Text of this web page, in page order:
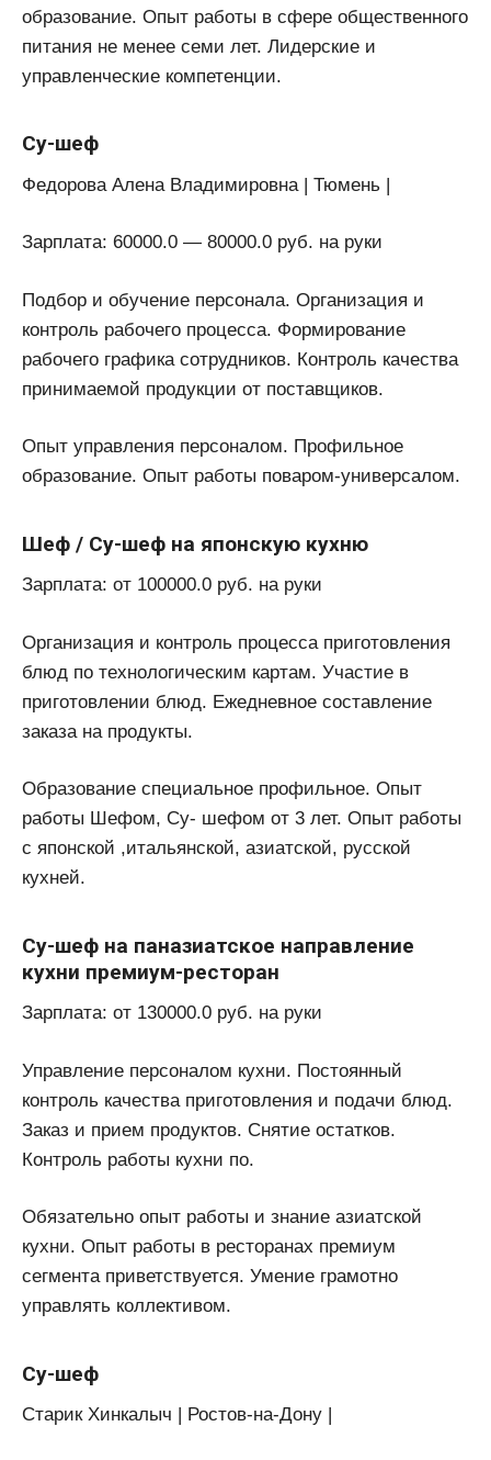
образование. Опыт работы в сфере общественного
питания не менее семи лет. Лидерские и
управленческие компетенции.
Су-шеф
Федорова Алена Владимировна | Тюмень |
Зарплата: 60000.0 — 80000.0 руб. на руки
Подбор и обучение персонала. Организация и
контроль рабочего процесса. Формирование
рабочего графика сотрудников. Контроль качества
принимаемой продукции от поставщиков.
Опыт управления персоналом. Профильное
образование. Опыт работы поваром-универсалом.
Шеф / Су-шеф на японскую кухню
Зарплата: от 100000.0 руб. на руки
Организация и контроль процесса приготовления
блюд по технологическим картам. Участие в
приготовлении блюд. Ежедневное составление
заказа на продукты.
Образование специальное профильное. Опыт
работы Шефом, Су- шефом от 3 лет. Опыт работы
с японской ,итальянской, азиатской, русской
кухней.
Су-шеф на паназиатское направление
кухни премиум-ресторан
Зарплата: от 130000.0 руб. на руки
Управление персоналом кухни. Постоянный
контроль качества приготовления и подачи блюд.
Заказ и прием продуктов. Снятие остатков.
Контроль работы кухни по.
Обязательно опыт работы и знание азиатской
кухни. Опыт работы в ресторанах премиум
сегмента приветствуется. Умение грамотно
управлять коллективом.
Су-шеф
Старик Хинкалыч | Ростов-на-Дону |